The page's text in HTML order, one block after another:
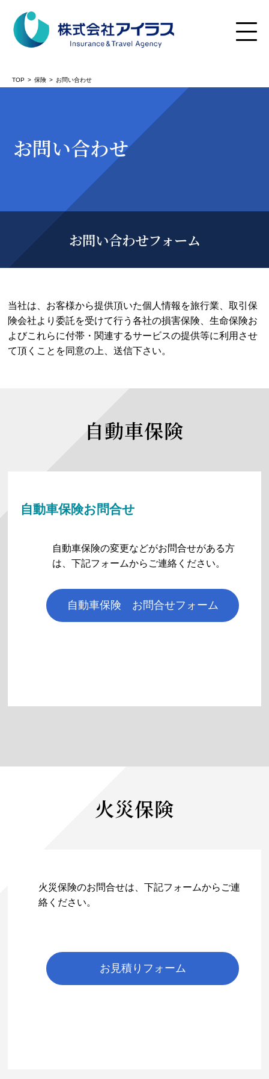
TOP
TOP 保険 お問い合わせ
お問い合わせ
お問い合わせフォーム
当社は、お客様から提供頂いた個人情報を旅行業、取引保
険会社より委託を受けて行う各社の損害保険、生命保険お
よびこれらに付帯・関連するサービスの提供等に利用させ
て頂くことを同意の上、送信下さい。
自動車保険
自動車保険お問合せ
自動車保険の変更などがお問合せがある方
は、下記フォームからご連絡ください。
自動車保険 お問合せフォーム
火災保険
火災保険のお問合せは、下記フォームからご連
絡ください。
お見積りフォーム